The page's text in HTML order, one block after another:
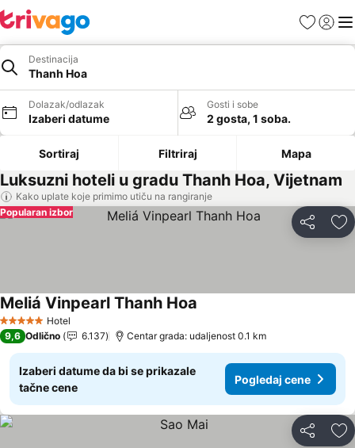
FavoritiPrijavi
Destinacija
Thanh Hoa
Dolazak/odlazak
Izaberi datume
Gosti i sobe
2 gosta, 1 soba.
Sortiraj Filtriraj Mapa
Luksuzni hoteli u gradu Thanh Hoa, Vijetnam
Kako uplate koje primimo utiču na rangiranje
Deli
Popularan izbor
5 ZvezdiceHotel
Meliá Vinpearl Thanh Hoa
9,6 Odlično 6.137 Centar grada: udaljenost 0.1 km
Izaberi datume da bi se prikazale
tačne cene
Pogledaj cene
Deli